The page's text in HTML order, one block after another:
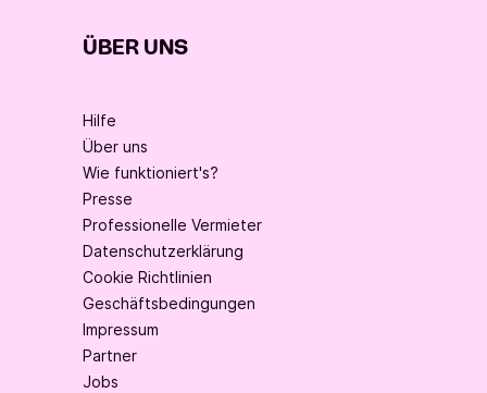
ÜBER UNS
Hilfe
Über uns
Wie funktioniert's?
Presse
Professionelle Vermieter
Datenschutzerklärung
Cookie Richtlinien
Geschäftsbedingungen
Impressum
Partner
Jobs